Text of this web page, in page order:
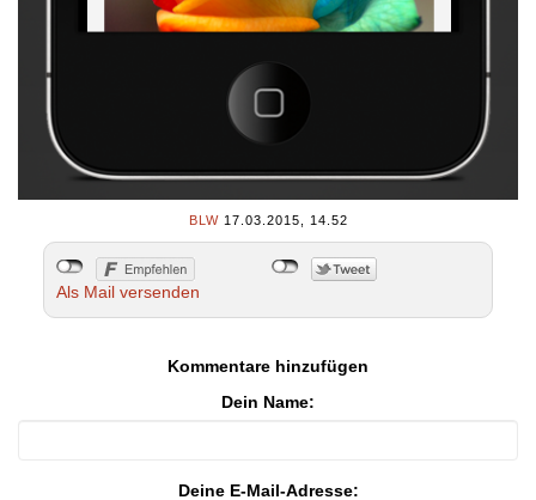
BLW17.03.2015, 14.52
Als Mail versenden
Kommentare hinzufügen
Dein Name:
Deine E-Mail-Adresse: